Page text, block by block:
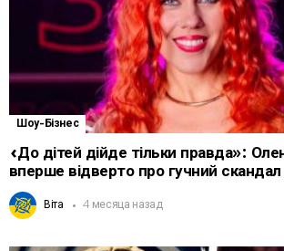
Шоу-Бізнес
«До дітей дійде тільки правда»:
вперше відверто про гучний скандал
Віта 4 месяца назад